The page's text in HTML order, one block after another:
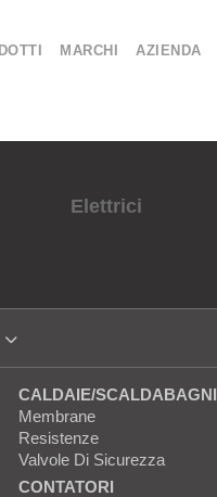
MARCHI AZIENDA
Elettrici
CALDAIE/SCALDABAGNI
Membrane
Resistenze
Valvole Di Sicurezza
CONTATORI